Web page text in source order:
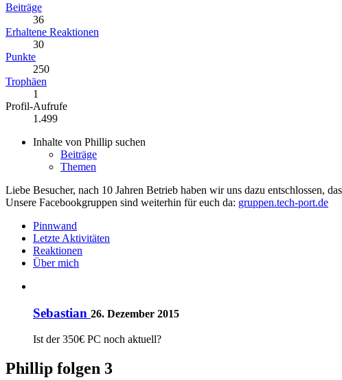
Beiträge
36
Erhaltene Reaktionen
30
Punkte
250
Trophäen
1
Profil-Aufrufe
1.499
Inhalte von Phillip suchen
Beiträge
Themen
Liebe Besucher, nach 10 Jahren Betrieb haben wir uns dazu entschlossen,
Unsere Facebookgruppen sind weiterhin für euch da: gruppen.tech-port.de
Pinnwand
Letzte Aktivitäten
Reaktionen
Über mich
Sebastian 26. Dezember 2015
Ist der 350€ PC noch aktuell?
Phillip folgen 3